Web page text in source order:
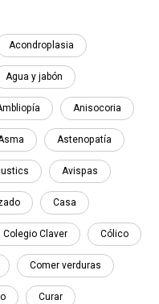
Acondroplasia
Agua y jabón
Anisocoria
Astenopatía
Avispas
Casa
Colegio Claver Cólico
Comer verduras
Curar